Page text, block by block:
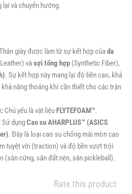
và chuyển hướng.
giày được làm từ sự kết hợp củada
vàsợi tổng hợp(Synthetic Fiber),
. Sự kết hợp này mang lại độ bền cao, khả
năng thoáng khí cần thiết cho các trận
Chủ yếu là vật liệu FLYTEFOAM™.
Sử dụngCao su AHARPLUS™ (ASICS
. Đây là loại cao su chống mài mòn cao
tuyệt vời (traction) và độ bền vượt trội
(sân cứng, sân đất nện, sân pickleball).
Rate this product